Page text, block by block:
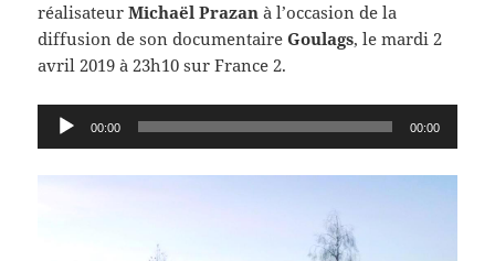
réalisateurMichaël Prazan à l’occasion de la
diffusion de son documentaireGoulags, le mardi 2
avril 2019 à 23h10 sur France 2.
Lecteur
audio
00:00 00:00